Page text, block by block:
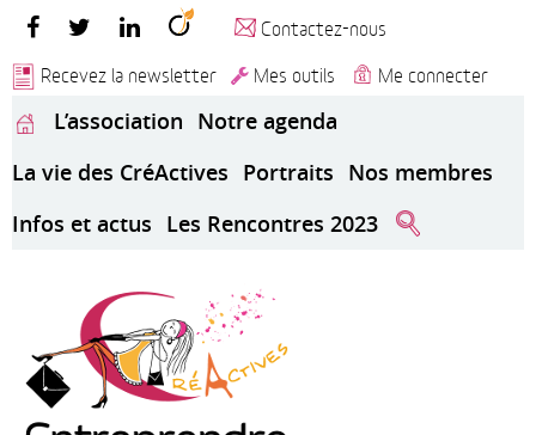
Contactez-nous
Recevez la newsletter
Mes outils Me connecter
L’association Notre agenda
La vie des CréActives Portraits Nos membres
Infos et actus Les Rencontres 2023